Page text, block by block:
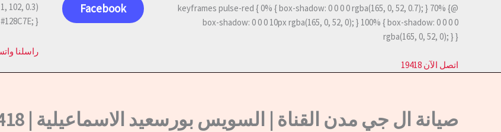
@keyframes pulse-red { 0% { box-shadow: 0 0 0 0 rgba(165, 0, 52, 0.7); } 70% {
box-shadow: 0 0 0 10px rgba(165, 0, 52, 0); } 100% { box-shadow: 0 0 0 0
rgba(165, 0, 52, 0); } }
اتصل الآن 19418
Facebook
}
راسلنا
صيانة ال جي مدن القناة | السويس بورسعيد الاسماعيلية | 19418